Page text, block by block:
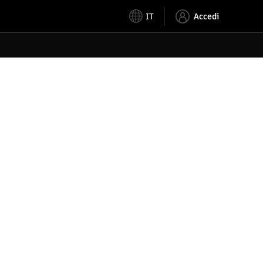
IT Accedi